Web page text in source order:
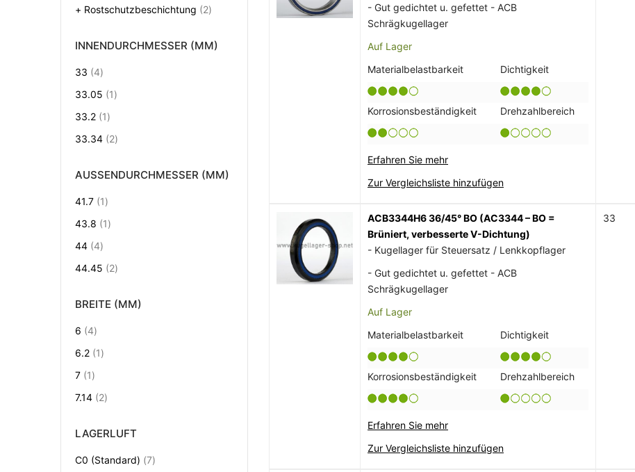
- Gut gedichtet u. gefettet - ACB
Schrägkugellager
Auf Lager
Materialbelastbarkeit
Dichtigkeit
Korrosionsbeständigkeit Drehzahlbereich
Erfahren Sie mehr
Zur Vergleichsliste hinzufügen
ACB3344H6 36/45° BO (AC3344 – BO =
Brüniert, verbesserte V-Dichtung)
- Kugellager für Steuersatz / Lenkkopflager
- Gut gedichtet u. gefettet - ACB
Schrägkugellager
Auf Lager
Materialbelastbarkeit
Dichtigkeit
Korrosionsbeständigkeit Drehzahlbereich
Erfahren Sie mehr
Zur Vergleichsliste hinzufügen
33
+ Rostschutzbeschichtung
2Artikel
INNENDURCHMESSER (MM)
33 4Artikel
33.05
1Artikel
33.2 1Artikel
33.34 2Artikel
AUSSENDURCHMESSER (MM)
41.7 1Artikel
43.8
1Artikel
44 4Artikel
44.45
2Artikel
BREITE (MM)
6 4Artikel
6.2 1Artikel
7 1Artikel
7.14 2Artikel
LAGERLUFT
C0 (Standard) 7Artikel